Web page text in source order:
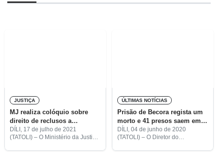
JUSTIÇA
MJ realiza colóquio sobre
direito de reclusos a
liberdade condicional
DÍLI, 17 de julho de 2021
(TATOLI) – O Ministério da Justiça
ÚLTIMAS NOTÍCIAS
Prisão de Becora regista um
morto e 41 presos saem em
liberdade condicional
DÍLI, 04 de junho de 2020
(TATOLI) – O Diretor do